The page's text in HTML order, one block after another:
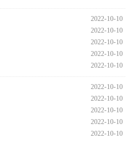
2022-10-10
2022-10-10
2022-10-10
2022-10-10
2022-10-10
2022-10-10
2022-10-10
2022-10-10
2022-10-10
2022-10-10